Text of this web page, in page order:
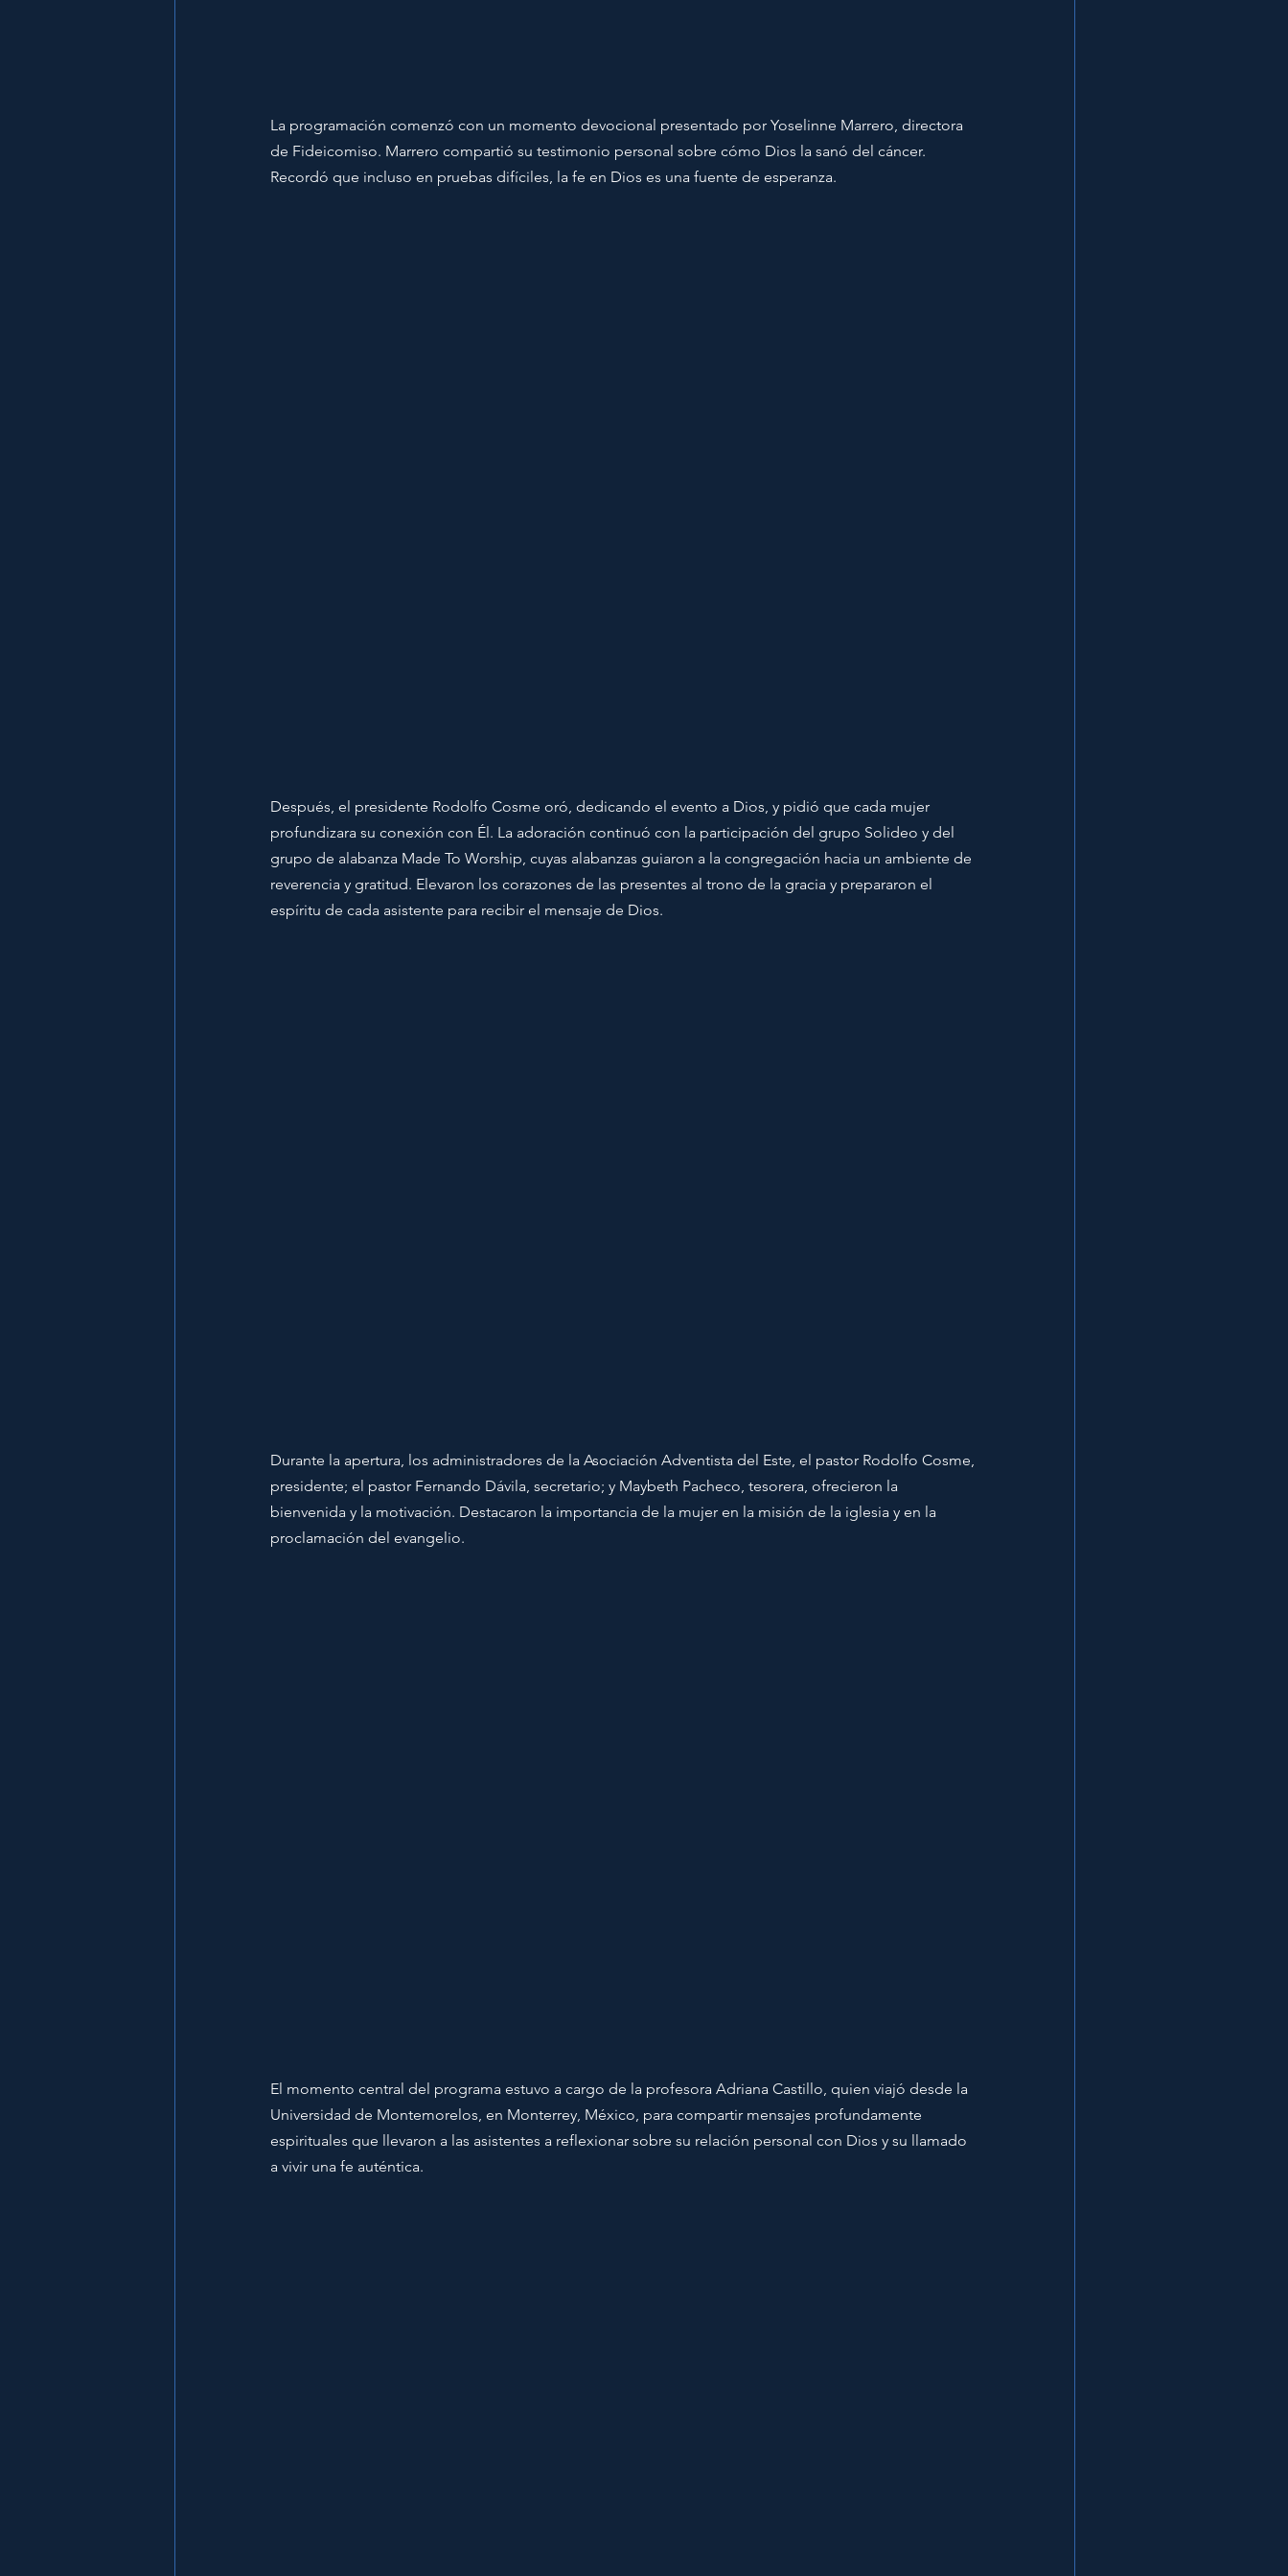
La programación comenzó con un momento devocional presentado por Yoselinne Marrero, directora
de Fideicomiso. Marrero compartió su testimonio personal sobre cómo Dios la sanó del cáncer.
Recordó que incluso en pruebas difíciles, la fe en Dios es una fuente de esperanza.
Después, el presidente Rodolfo Cosme oró, dedicando el evento a Dios, y pidió que cada mujer
profundizara su conexión con Él. La adoración continuó con la participación del grupo Solideo y del
grupo de alabanza Made To Worship, cuyas alabanzas guiaron a la congregación hacia un ambiente de
reverencia y gratitud. Elevaron los corazones de las presentes al trono de la gracia y prepararon el
espíritu de cada asistente para recibir el mensaje de Dios.
Durante la apertura, los administradores de la Asociación Adventista del Este, el pastor Rodolfo Cosme,
presidente; el pastor Fernando Dávila, secretario; y Maybeth Pacheco, tesorera, ofrecieron la
bienvenida y la motivación. Destacaron la importancia de la mujer en la misión de la iglesia y en la
proclamación del evangelio.
El momento central del programa estuvo a cargo de la profesora Adriana Castillo, quien viajó desde la
Universidad de Montemorelos, en Monterrey, México, para compartir mensajes profundamente
espirituales que llevaron a las asistentes a reflexionar sobre su relación personal con Dios y su llamado
a vivir una fe auténtica.